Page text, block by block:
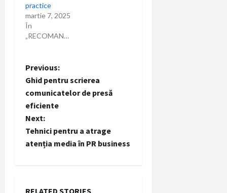
practice
martie 7, 2025
În
„RECOMANDARI”
P
o
s
t
Previous:
Ghid pentru scrierea
comunicatelor de presă
eficiente
Next:
Tehnici pentru a atrage
atenția media în PR business
RELATED STORIES